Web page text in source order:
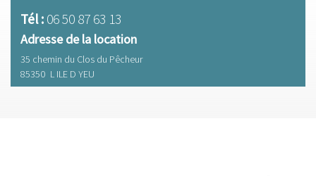
Tél : 06 50 87 63 13
Adresse de la location
35 chemin du Clos du Pêcheur
85350 L ILE D YEU